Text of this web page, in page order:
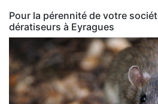
Pour la pérennité de votre
dératiseurs à Eyragues